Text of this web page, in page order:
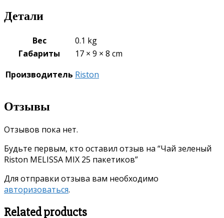
Детали
Вес
0.1 kg
Габариты
17 × 9 × 8 cm
Производитель Riston
Отзывы
Отзывов пока нет.
Будьте первым, кто оставил отзыв на “Чай зеленый
Riston MELISSA MIX 25 пакетиков”
Для отправки отзыва вам необходимо
авторизоваться.
Related products